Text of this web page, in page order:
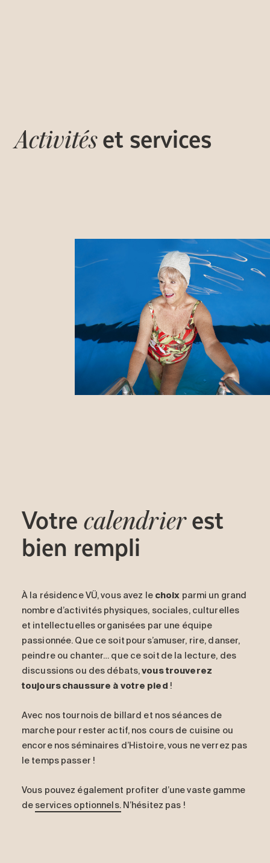
Activitéset services
Votre calendrierest
bien rempli
À la résidenceVÜ, vous avez le choix parmi un grand
nombre d’activités physiques, sociales, culturelles
et intellectuelles organisées par une équipe
passionnée. Que ce soit pour s’amuser, rire, danser,
peindre ou chanter… que ce soit de la lecture, des
discussions ou des débats,vous trouverez
toujours chaussure à votre pied !
Avec nos tournois de billard et nos séances de
marche pour rester actif, nos cours de cuisine ou
encore nos séminaires d’Histoire, vous ne verrez pas
le temps passer !
Vous pouvez également profiter d’une vaste gamme
de services optionnels.N’hésitez pas !